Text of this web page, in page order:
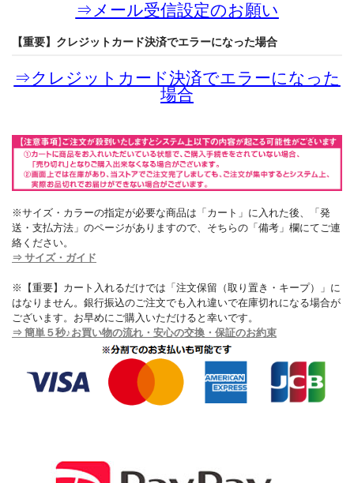
⇒メール受信設定のお願い
【重要】クレジットカード決済でエラーになった場合
⇒クレジットカード決済でエラーになった
場合
※サイズ・カラーの指定が必要な商品は「カート」に入れた後、「発
送・支払方法」のページがありますので、そちらの「備考」欄にてご連
絡ください。
⇒ サイズ・ガイド
※【重要】カート入れるだけでは「注文保留（取り置き・キープ）」に
はなりません。銀行振込のご注文でも入れ違いで在庫切れになる場合が
ございます。お早めにご購入いただけると幸いです。
⇒ 簡単５秒♪お買い物の流れ・安心の交換・保証のお約束